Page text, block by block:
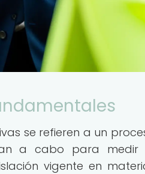
se refieren a un
a cabo para medir
vigente en